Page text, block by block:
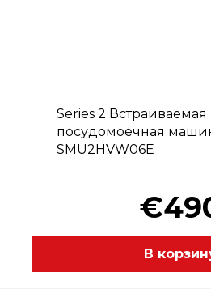
Series 2 Встраиваемая
посудомоечная
SMU2HVW06E
В